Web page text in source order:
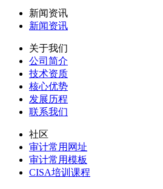
新闻资讯
新闻资讯
关于我们
公司简介
技术资质
核心优势
发展历程
联系我们
社区
审计常用网址
审计常用模板
CISA培训课程